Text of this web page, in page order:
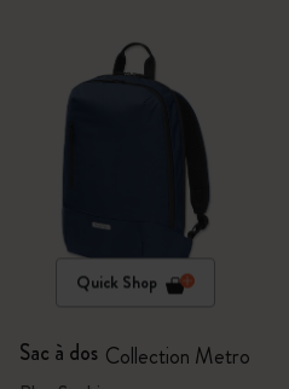
Quick Shop
Sac à dos Collection Metro